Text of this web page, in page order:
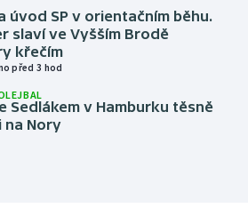
úvod SP v orientačním běhu.
slaví ve Vyšším Brodě
křečím
před 3 hod
Sedlákem v Hamburku těsně
na Nory